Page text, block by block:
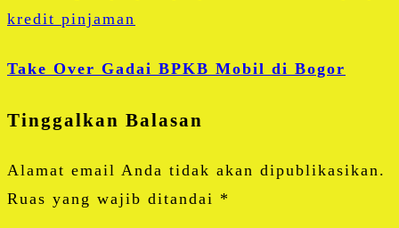
kredit pinjaman
Take Over Gadai BPKB Mobil di Bogor
Tinggalkan Balasan
Alamat email Anda tidak akan dipublikasikan.
Ruas yang wajib ditandai *